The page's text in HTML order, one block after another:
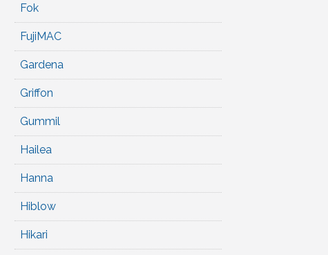
Fok
FujiMAC
Gardena
Griffon
Gummil
Hailea
Hanna
Hiblow
Hikari